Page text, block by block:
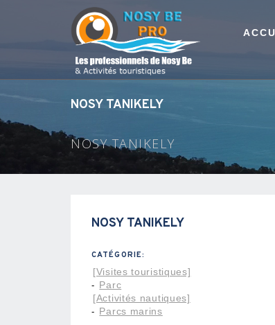
NOSY TANIKELY
NOSY TANIKELY
NOSY TANIKELY
CATÉGORIE:
[Visites touristiques]
- Parc
[Activités nautiques]
- Parcs marins